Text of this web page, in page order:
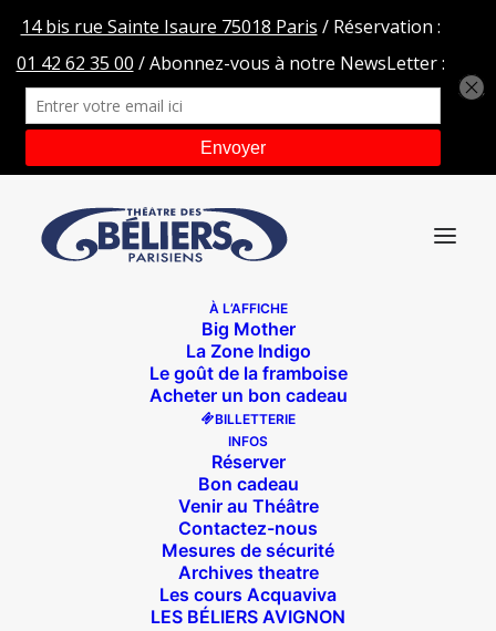
À L’AFFICHE
Big Mother
La Zone Indigo
Le goût de la framboise
Acheter un bon cadeau
BILLETTERIE
INFOS
Réserver
Bon cadeau
Venir au Théâtre
Contactez-nous
Mesures de sécurité
Archives theatre
Les cours Acquaviva
LES BÉLIERS AVIGNON